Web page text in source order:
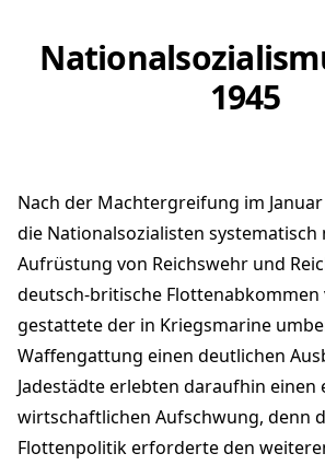
1945
Nach der Machtergreifung im
die Nationalsozialisten systematisch
Aufrüstung von Reichswehr und
deutsch-britische Flottenabkommen
gestattete der in Kriegsmarine
Waffengattung einen deutlichen
Jadestädte erlebten daraufhin einen
wirtschaftlichen Aufschwung, denn
Flottenpolitik erforderte den